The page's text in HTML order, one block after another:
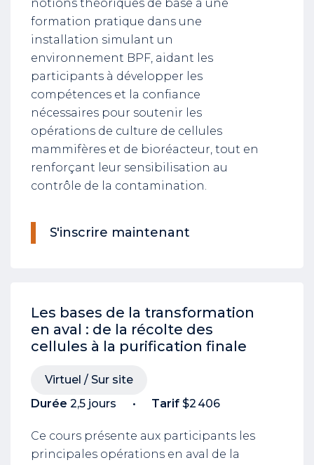
notions théoriques de base à une
formation pratique dans une
installation simulant un
environnement BPF, aidant les
participants à développer les
compétences et la confiance
nécessaires pour soutenir les
opérations de culture de cellules
mammifères et de bioréacteur, tout en
renforçant leur sensibilisation au
contrôle de la contamination.
S'inscrire maintenant
Les bases de la transformation
en aval : de la récolte des
cellules à la purification finale
Virtuel / Sur site
Durée 2,5 jours Tarif $2 406
Ce cours présente aux participants les
principales opérations en aval de la